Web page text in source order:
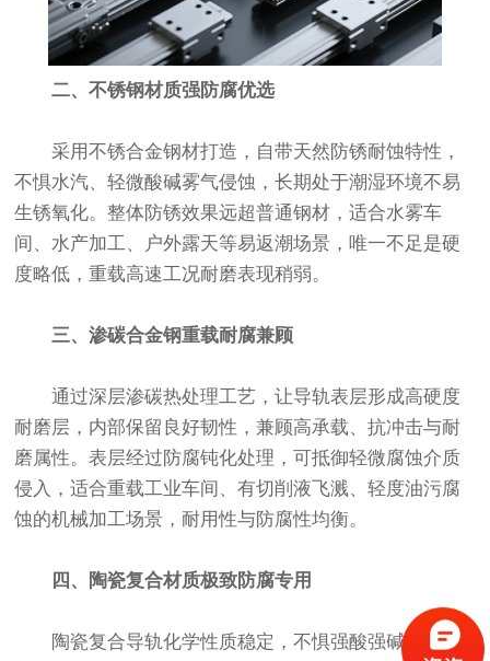
二、不锈钢材质强防腐优选
采用不锈合金钢材打造，自带天然防锈耐蚀特性，
不惧水汽、轻微酸碱雾气侵蚀，长期处于潮湿环境不易
生锈氧化。整体防锈效果远超普通钢材，适合水雾车
间、水产加工、户外露天等易返潮场景，唯一不足是硬
度略低，重载高速工况耐磨表现稍弱。
三、渗碳合金钢重载耐腐兼顾
通过深层渗碳热处理工艺，让导轨表层形成高硬度
耐磨层，内部保留良好韧性，兼顾高承载、抗冲击与耐
磨属性。表层经过防腐钝化处理，可抵御轻微腐蚀介质
侵入，适合重载工业车间、有切削液飞溅、轻度油污腐
蚀的机械加工场景，耐用性与防腐性均衡。
四、陶瓷复合材质极致防腐专用
陶瓷复合导轨化学性质稳定，不惧强酸强碱、盐雾